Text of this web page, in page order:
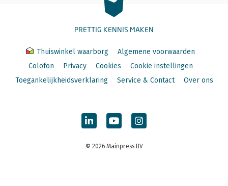
PRETTIG KENNIS MAKEN
Thuiswinkel waarborg
Algemene voorwaarden
Colofon
Privacy Cookies
Cookie instellingen
Toegankelijkheidsverklaring
Service & Contact Over ons
© 2026 Mainpress BV